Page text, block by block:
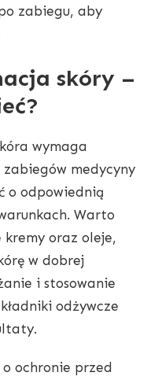
zabiegu, aby
skóry –
wymaga
medycyny
o odpowiednią
Warto
kremy oraz oleje,
w dobrej
i stosowanie
odżywcze
ochronie przed